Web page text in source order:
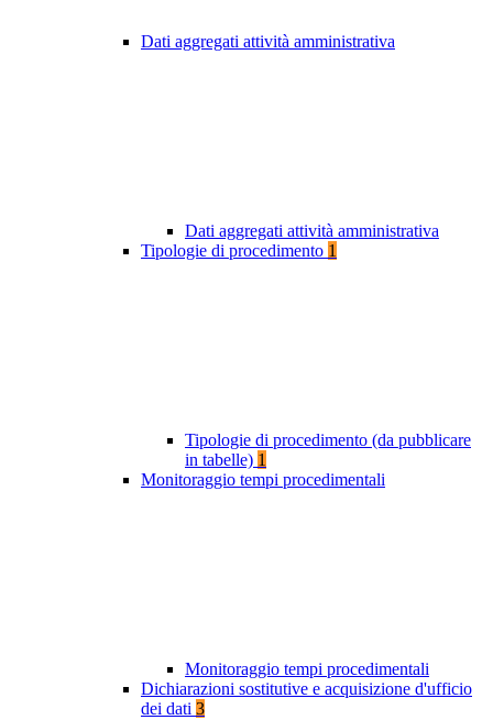
Dati aggregati attività amministrativa
Dati aggregati attività amministrativa
Tipologie di procedimento 1
Tipologie di procedimento (da pubblicare
in tabelle) 1
Monitoraggio tempi procedimentali
Monitoraggio tempi procedimentali
Dichiarazioni sostitutive e acquisizione d'ufficio
dei dati 3